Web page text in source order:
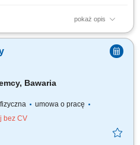
pokaż opis
szalunków z
konstrukcyjnych; dbanie o
pracy i zachowanie zasad BHP;
Bawaria
umowa o pracę
bez CV